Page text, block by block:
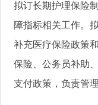
拟订长期护理保险
障指标相关工作。
补充医疗保险政策
保险、公务员补助
支付政策，负责管